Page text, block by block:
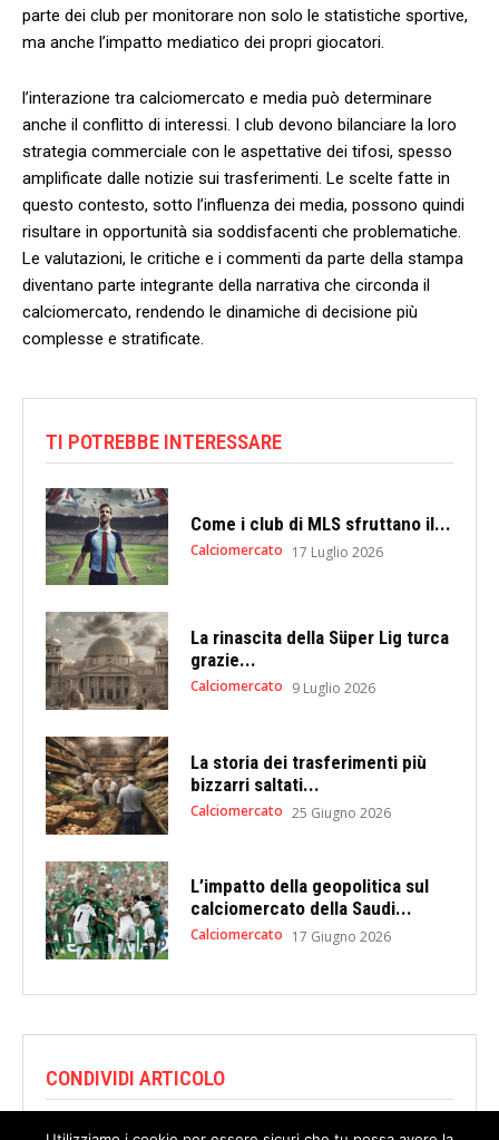
parte dei⁤ club per ⁤monitorare non⁤ solo‌ le statistiche sportive,
ma anche l’impatto mediatico dei propri giocatori.
l’interazione tra calciomercato e media può determinare
anche il conflitto di interessi. I club devono⁣ bilanciare la‌ loro‍
strategia commerciale con ⁤le aspettative dei tifosi, spesso
amplificate dalle notizie sui trasferimenti. ​Le scelte fatte in
⁣questo‌ contesto, sotto l’influenza dei media,‍ possono quindi
⁢risultare in opportunità‌ sia soddisfacenti ⁣che⁣ problematiche.
⁤Le valutazioni,​ le‍ critiche e i commenti da parte della stampa
diventano ⁣parte‍ integrante della narrativa che circonda il
calciomercato, ‌rendendo le dinamiche ⁢di decisione più
⁢complesse ⁣e stratificate.
TI POTREBBE INTERESSARE
Come i club di MLS sfruttano il...
Calciomercato 17 Luglio 2026
La rinascita della Süper Lig turca
grazie...
Calciomercato 9 Luglio 2026
La storia dei trasferimenti più
bizzarri saltati...
Calciomercato 25 Giugno 2026
L’impatto della geopolitica sul
calciomercato della Saudi...
Calciomercato 17 Giugno 2026
CONDIVIDI ARTICOLO